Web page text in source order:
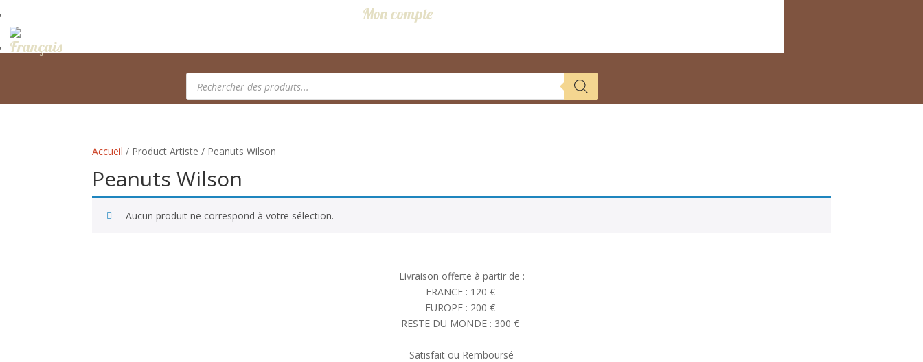
Mon compte
Recherche
produits
Accueil / Product Artiste / Peanuts Wilson
Peanuts Wilson
Aucun produit ne correspond à votre sélection.
Livraison offerte à partir de :
FRANCE : 120 €
EUROPE : 200 €
RESTE DU MONDE : 300 €
Satisfait ou Remboursé